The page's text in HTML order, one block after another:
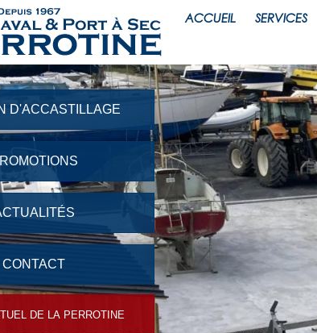
ACCUEIL SERVICES
MAGASIN D'ACCASTILLAGE
CONTACT
VIRTUEL DE LA PERROTINE